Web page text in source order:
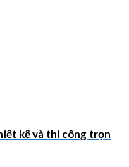
kế và thi công trọn